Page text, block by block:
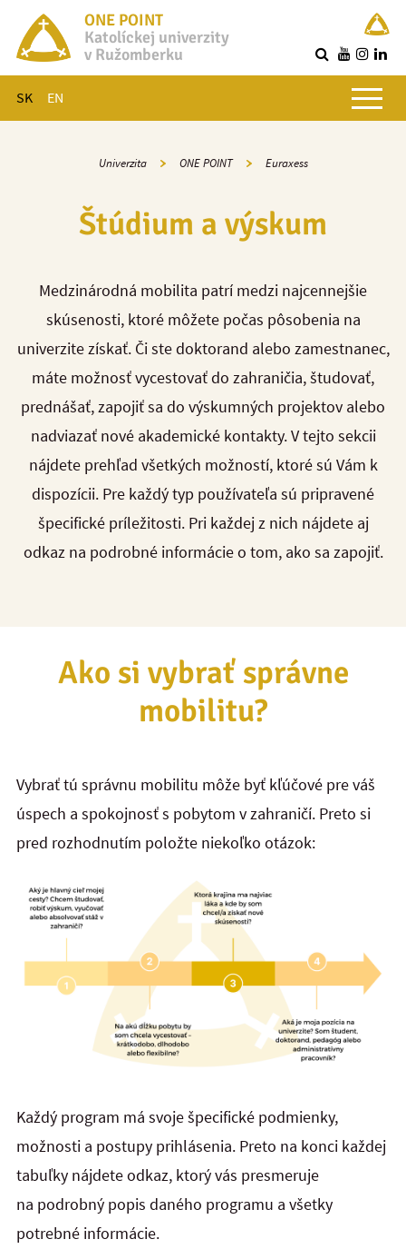
ONE POINT
Katolíckej univerzity
v Ružomberku
SK EN
Hlavné menu
Univerzita ONE POINT Euraxess
Štúdium a výskum
Medzinárodná mobilita patrí medzi najcennejšie
skúsenosti, ktoré môžete počas pôsobenia na
univerzite získať. Či ste doktorand alebo zamestnanec,
máte možnosť vycestovať do zahraničia, študovať,
prednášať, zapojiť sa do výskumných projektov alebo
nadviazať nové akademické kontakty. V tejto sekcii
nájdete prehľad všetkých možností, ktoré sú Vám k
dispozícii. Pre každý typ používateľa sú pripravené
špecifické príležitosti. Pri každej z nich nájdete aj
odkaz na podrobné informácie o tom, ako sa zapojiť.
Ako si vybrať správne
mobilitu?
Vybrať tú správnu mobilitu môže byť kľúčové pre váš
úspech a spokojnosť s pobytom v zahraničí. Preto si
pred rozhodnutím položte niekoľko otázok:
Každý program má svoje špecifické podmienky,
možnosti a postupy prihlásenia. Preto na konci každej
tabuľky nájdete odkaz, ktorý vás presmeruje
na podrobný popis daného programu a všetky
potrebné informácie.